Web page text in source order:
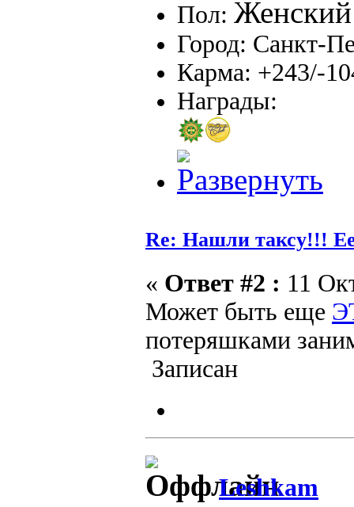
Пол:
Город: Санкт-
Карма: +243/-
Награды:
Re: Нашли таксу!!!
« Ответ #2 : 11
Может быть еще
потеряшками
Записан
Leshkam